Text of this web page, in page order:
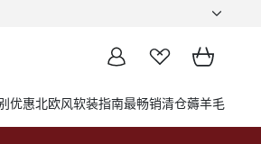
优惠北欧风软装指南最畅销清仓薅羊毛